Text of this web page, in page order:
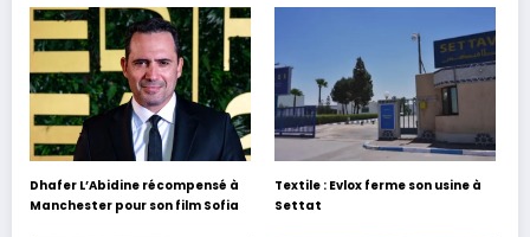
Dhafer L’Abidine récompensé à
Manchester pour son film Sofia
Textile : Evlox ferme son usine à
Settat